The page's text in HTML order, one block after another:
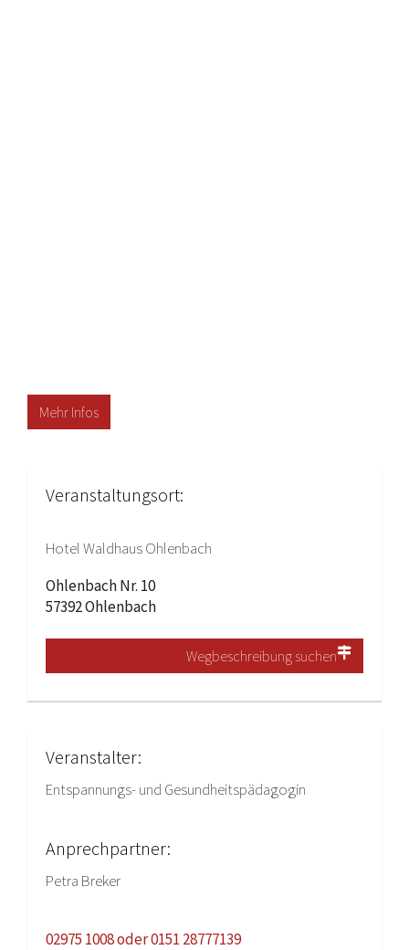
Mehr Infos
Veranstaltungsort:
Hotel Waldhaus Ohlenbach
Ohlenbach Nr. 10
57392 Ohlenbach
Wegbeschreibung suchen
Veranstalter:
Entspannungs- und Gesundheitspädagogin
Anprechpartner:
Petra Breker
02975 1008 oder 0151 28777139